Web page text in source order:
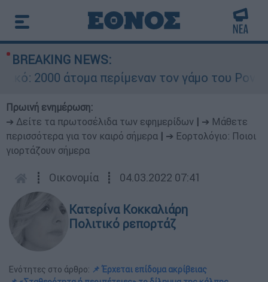
BREAKING NEWS:
άτομα περίμεναν τον γάμο του Ρονάλντο
Πρωινή ενημέρωση:
➔ Δείτε τα πρωτοσέλιδα των εφημερίδων
➔ Μάθετε
περισσότερα για τον καιρό σήμερα
➔ Εορτολόγιο: Ποιοι
γιορτάζουν σήμερα
┋ Οικονομία ┋ 04.03.2022 07:41
Κατερίνα Κοκκαλιάρη
Πολιτικό ρεπορτάζ
Ενότητες στο άρθρο: 📌 Έρχεται επίδομα ακρίβειας